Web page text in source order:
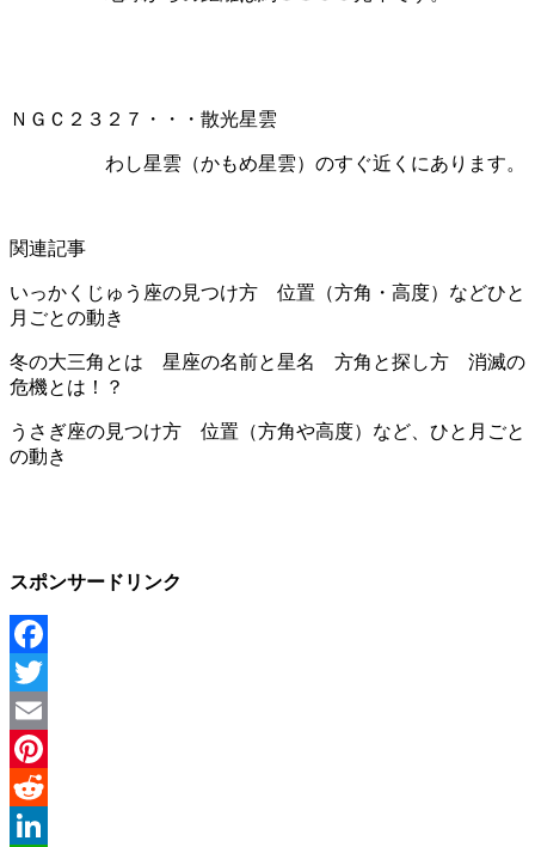
ＮＧＣ２３２７・・・散光星雲
わし星雲（かもめ星雲）のすぐ近くにあります。
関連記事
いっかくじゅう座の見つけ方 位置（方角・高度）などひと
月ごとの動き
冬の大三角とは 星座の名前と星名 方角と探し方 消滅の
危機とは！？
うさぎ座の見つけ方 位置（方角や高度）など、ひと月ごと
の動き
スポンサードリンク
Facebook
Twitter
Email
Pinterest
Reddit